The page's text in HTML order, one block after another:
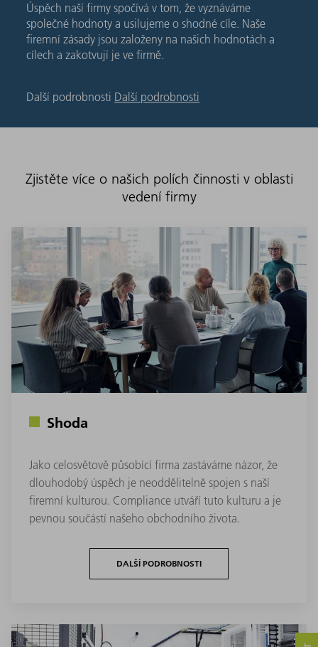
Úspěch naší firmy spočívá v tom, že vyznáváme
společné hodnoty a usilujeme o shodné cíle. Naše
firemní zásady jsou založeny na našich hodnotách a
cílech a zakotvují je ve firmě.
Další podrobnosti Další podrobnosti
Zjistěte více o našich polích činnosti v oblasti
vedení firmy
Shoda
Jako celosvětově působící firma zastáváme názor, že
dlouhodobý úspěch je neoddělitelně spojen s naší
firemní kulturou. Compliance utváří tuto kulturu a je
pevnou součástí našeho obchodního života.
DALŠÍ PODROBNOSTI